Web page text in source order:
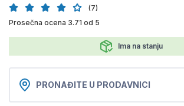
(7)
Prosečna ocena 3.71 od 5
Ima na stanju
PRONAĐITE U PRODAVNICI